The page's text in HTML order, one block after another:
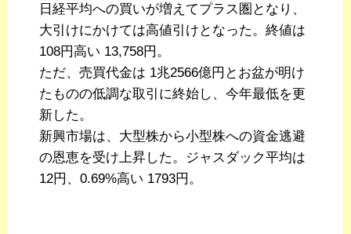
日経平均への買いが増えてプラス圏となり、
大引けにかけては高値引けとなった。終値は
108円高い 13,758円。
ただ、売買代金は 1兆2566億円とお盆が明け
たものの低調な取引に終始し、今年最低を更
新した。
新興市場は、大型株から小型株への資金逃避
の恩恵を受け上昇した。ジャスダック平均は
12円、0.69%高い 1793円。